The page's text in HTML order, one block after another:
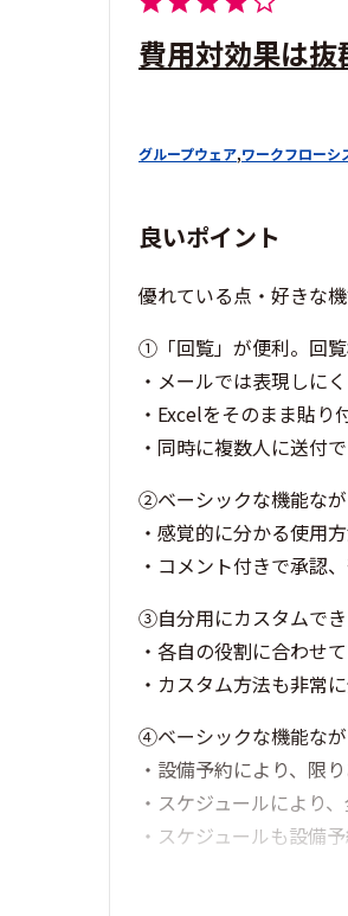
費用対効果は
グループウェア,ワークフローシ
良いポイント
優れている点・好きな
①「回覧」が便利。回覧
・メールでは表現しに
・Excelをそのまま貼り
・同時に複数人に送付
②ベーシックな機能なが
・感覚的に分かる使用
・コメント付きで承認
③自分用にカスタムで
・各自の役割に合わせ
・カスタム方法も非常
④ベーシックな機能なが
・設備予約により、限
・スケジュールにより
・スケジュールも設備